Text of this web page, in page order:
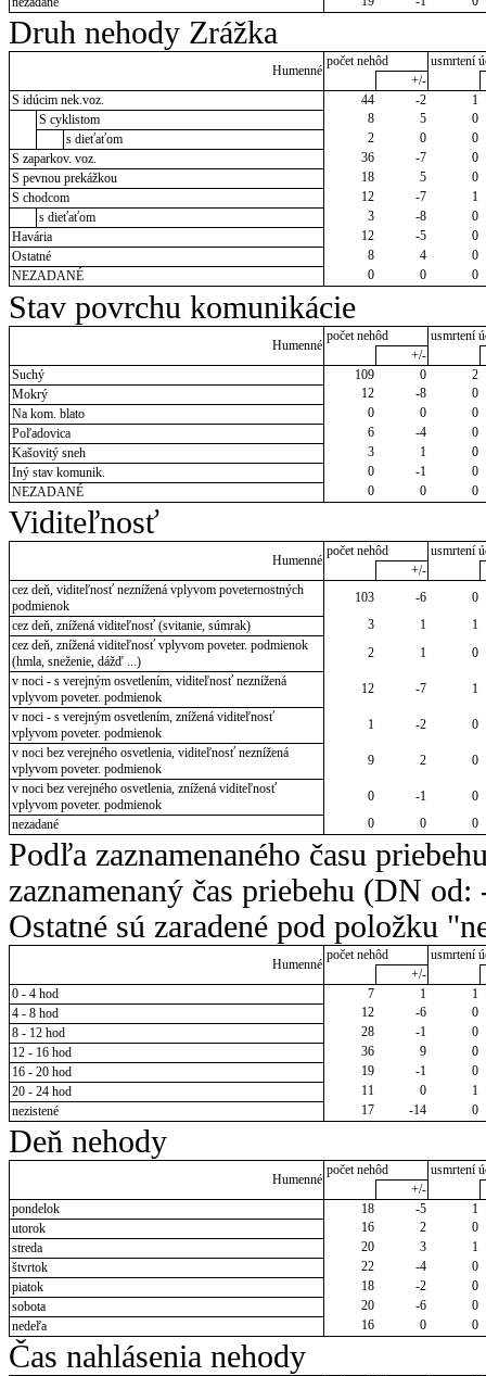
Druh nehody Zrážka
Humenné
počet nehôd
usmrtení
+/-
S idúcim nek.voz.
44 -2
1
S cyklistom
8 5
0
s dieťaťom
2 0
0
S zaparkov. voz.
36 -7
0
S pevnou prekážkou
18 5
0
S chodcom
12 -7
1
s dieťaťom
3 -8
0
Havária
12 -5
0
Ostatné
8 4
0
NEZADANÉ
0 0 0
Stav povrchu komunikácie
Humenné
počet nehôd
usmrtení
+/-
Suchý
109 0
2
Mokrý
12 -8
0
Na kom. blato
0 0
0
Poľadovica
6 -4
0
Kašovitý sneh
3 1
0
Iný stav komunik.
0 -1
0
NEZADANÉ
0 0 0
Viditeľnosť
Humenné
počet nehôd
usmrtení
+/-
cez deň, viditeľnosť neznížená vplyvom poveternostných
podmienok
103 -6
0
cez deň, znížená viditeľnosť (svitanie, súmrak)
3 1
1
cez deň, znížená viditeľnosť vplyvom poveter. podmienok
(hmla, sneženie, dážď ...)
2 1
0
v noci - s verejným osvetlením, viditeľnosť neznížená
vplyvom poveter. podmienok
12 -7
1
v noci - s verejným osvetlením, znížená viditeľnosť
vplyvom poveter. podmienok
1 -2
0
v noci bez verejného osvetlenia, viditeľnosť neznížená
vplyvom poveter. podmienok
9 2
0
v noci bez verejného osvetlenia, znížená viditeľnosť
vplyvom poveter. podmienok
0 -1
0
nezadané
0 0 0
Podľa zaznamenaného času
zaznamenaný čas priebehu (DN
Ostatné sú zaradené pod položku
Humenné
počet nehôd
usmrtení
+/-
0 - 4 hod
7 1
1
4 - 8 hod
12 -6
0
8 - 12 hod
28 -1
0
12 - 16 hod
36 9
0
16 - 20 hod
19 -1
0
20 - 24 hod
11 0
1
nezistené
17 -14 0
Deň nehody
Humenné
počet nehôd
usmrtení
+/-
pondelok
18 -5
1
utorok
16 2
0
streda
20 3
1
štvrtok
22 -4
0
piatok
18 -2
0
sobota
20 -6
0
nedeľa
16 0 0
Čas nahlásenia nehody